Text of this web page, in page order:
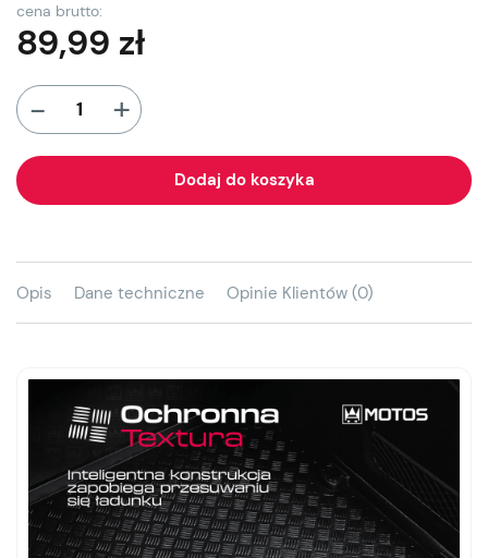
cena brutto:
89,99 zł
- +
Dodaj do koszyka
Opis Dane techniczne Opinie Klientów (0)